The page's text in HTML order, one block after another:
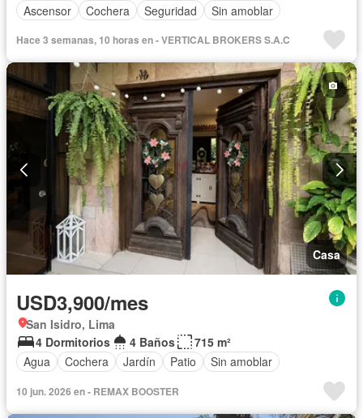
Ascensor
Cochera Seguridad Sin amoblar
Hace 3 semanas, 10 horas en - VERTICAL BROKERS S.A.C
Casa
USD3,900/mes
San Isidro, Lima
4 Dormitorios
4 Baños
715 m²
Agua
Cochera Jardín Patio Sin amoblar
10 jun. 2026 en - REMAX BOOSTER